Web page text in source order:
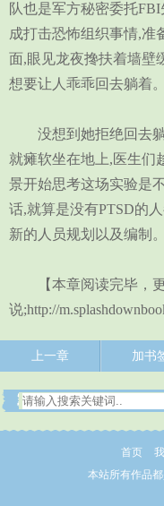
队也是军方秘密委托
成打击恐怖组织事情,准
面,眼见龙夜搀扶着墙壁
想要让人乖乖回去躺着。
没想到她拒绝回去躺
就瘫软坐在地上,医生们
景开始思考这场实验是
话,就算是没有PTSD的
新的人员规划以及编制。
【本章阅读完毕，更
说;http://
上一章 加书
首页
本站所有作品